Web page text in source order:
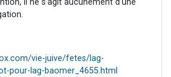
il ne s'agit aucunement d'une
vie-juive/fetes/lag-
pour-lag-baomer_4655.html